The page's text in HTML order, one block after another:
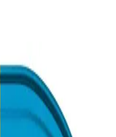
Konserve
Hazırlama
ve baharatlarla çıtır
açısından
bir yemek seçeneği